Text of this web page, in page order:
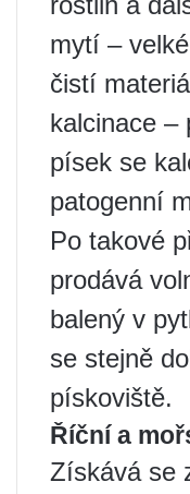
mytí –
čistí
kalcinace –
písek se
patogenní
Po takové
prodává
balený v
se stejně
pískoviště.
Říční a
Získává se